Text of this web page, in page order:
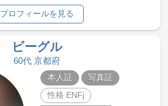
プロフィールを見る
ビーグル
60代 京都府
本人証
写真証
性格 ENFj